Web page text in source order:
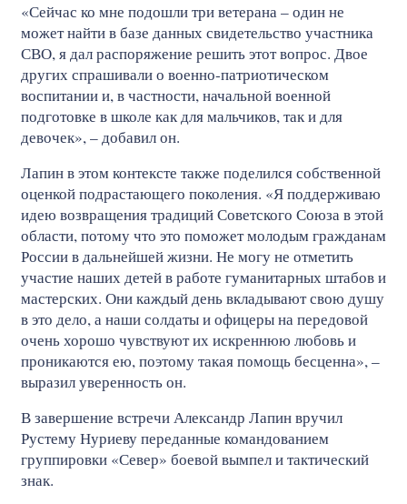
«Сейчас ко мне подошли три ветерана – один не
может найти в базе данных свидетельство участника
СВО, я дал распоряжение решить этот вопрос. Двое
других спрашивали о военно-патриотическом
воспитании и, в частности, начальной военной
подготовке в школе как для мальчиков, так и для
девочек», – добавил он.
Лапин в этом контексте также поделился собственной
оценкой подрастающего поколения. «Я поддерживаю
идею возвращения традиций Советского Союза в этой
области, потому что это поможет молодым гражданам
России в дальнейшей жизни. Не могу не отметить
участие наших детей в работе гуманитарных штабов и
мастерских. Они каждый день вкладывают свою душу
в это дело, а наши солдаты и офицеры на передовой
очень хорошо чувствуют их искреннюю любовь и
проникаются ею, поэтому такая помощь бесценна», –
выразил уверенность он.
В завершение встречи Александр Лапин вручил
Рустему Нуриеву переданные командованием
группировки «Север» боевой вымпел и тактический
знак.